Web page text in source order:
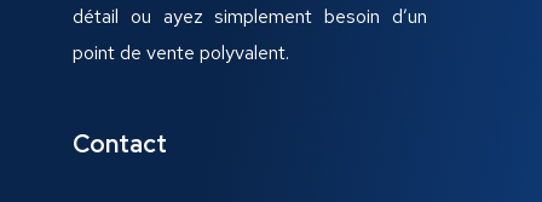
détail ou ayez simplement besoin d’un
point de vente polyvalent.
Contact